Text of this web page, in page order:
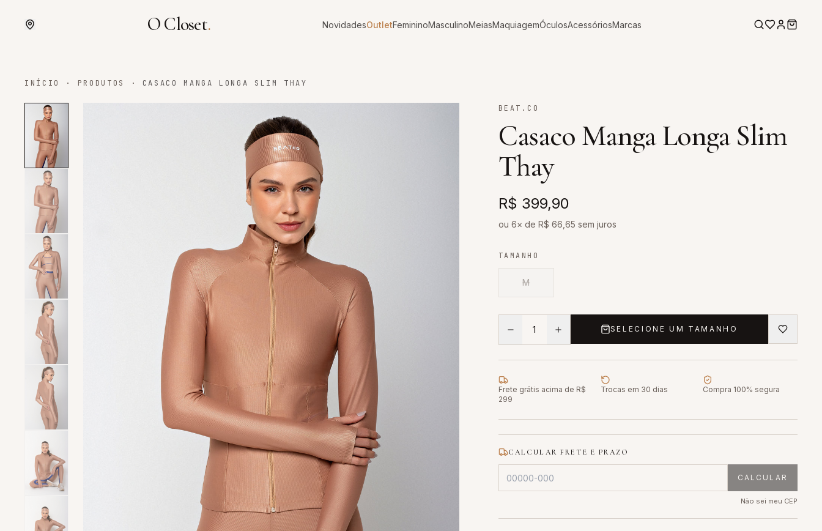
O Closet. NovidadesOutletFemininoMasculinoMeiasMaquiagemÓculosAcessóriosMarcas
INÍCIO · PRODUTOS · CASACO MANGA LONGA SLIM THAY
BEAT.CO
Casaco Manga Longa Slim
Thay
R$ 399,90
ou 6× de R$ 66,65 sem juros
TAMANHO
M
1 SELECIONE UM TAMANHO
Frete grátis acima de R$
299
Trocas em 30 dias Compra 100% segura
CALCULAR FRETE E PRAZO
CALCULAR
Não sei meu CEP